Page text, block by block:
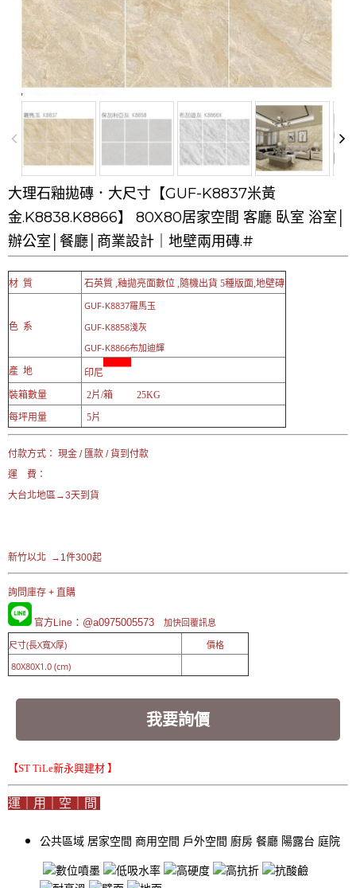
大理石釉拋磚．大尺寸【GUF-K8837米黃
金.K8838.K8866】 80X80居家空間 客廳 臥室 浴室│
辦公室│餐廳│商業設計｜地壁兩用磚.#
材 質 石英質 ,釉拋亮面數位 ,隨機出貨 5種版面,地壁磚
色 系
GUF-K8837羅馬玉
GUF-K8858淺灰
GUF-K8866布加迪輝
產 地
印尼
裝箱數量
2片/箱 25KG
每坪用量
5片
付款方式： 現金 / 匯款 / 貨到付款
運 費：
大台北地區→3天到貨
新竹以北 →1件300起
詢問庫存 + 直購
官方Line ：@a0975005573 加快回覆訊息
尺寸(長X寬X厚)
價格
80X80X1.0 (cm)
我要詢價
【ST TiLe新永興建材 】
運｜用｜空｜間
公共區域 居家空間 商用空間 戶外空間 廚房 餐廳 陽露台 庭院